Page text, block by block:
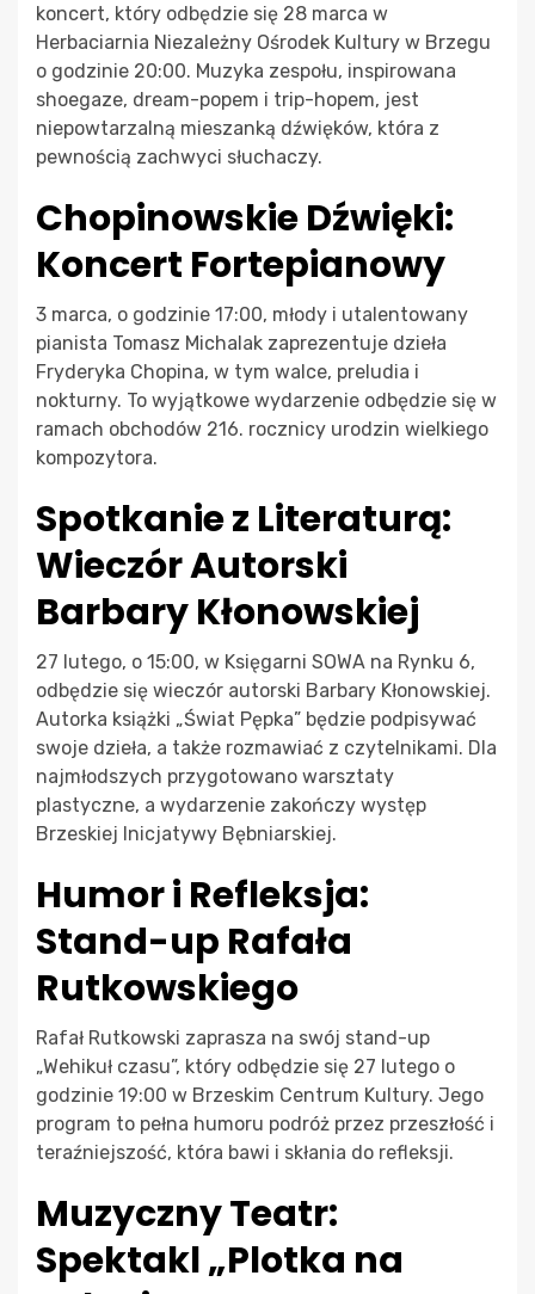
koncert, który odbędzie się 28 marca w
Herbaciarnia Niezależny Ośrodek Kultury w Brzegu
o godzinie 20:00. Muzyka zespołu, inspirowana
shoegaze, dream-popem i trip-hopem, jest
niepowtarzalną mieszanką dźwięków, która z
pewnością zachwyci słuchaczy.
Chopinowskie Dźwięki:
Koncert Fortepianowy
3 marca, o godzinie 17:00, młody i utalentowany
pianista Tomasz Michalak zaprezentuje dzieła
Fryderyka Chopina, w tym walce, preludia i
nokturny. To wyjątkowe wydarzenie odbędzie się w
ramach obchodów 216. rocznicy urodzin wielkiego
kompozytora.
Spotkanie z Literaturą:
Wieczór Autorski
Barbary Kłonowskiej
27 lutego, o 15:00, w Księgarni SOWA na Rynku 6,
odbędzie się wieczór autorski Barbary Kłonowskiej.
Autorka książki „Świat Pępka” będzie podpisywać
swoje dzieła, a także rozmawiać z czytelnikami. Dla
najmłodszych przygotowano warsztaty
plastyczne, a wydarzenie zakończy występ
Brzeskiej Inicjatywy Bębniarskiej.
Humor i Refleksja:
Stand-up Rafała
Rutkowskiego
Rafał Rutkowski zaprasza na swój stand-up
„Wehikuł czasu”, który odbędzie się 27 lutego o
godzinie 19:00 w Brzeskim Centrum Kultury. Jego
program to pełna humoru podróż przez przeszłość i
teraźniejszość, która bawi i skłania do refleksji.
Muzyczny Teatr:
Spektakl „Plotka na